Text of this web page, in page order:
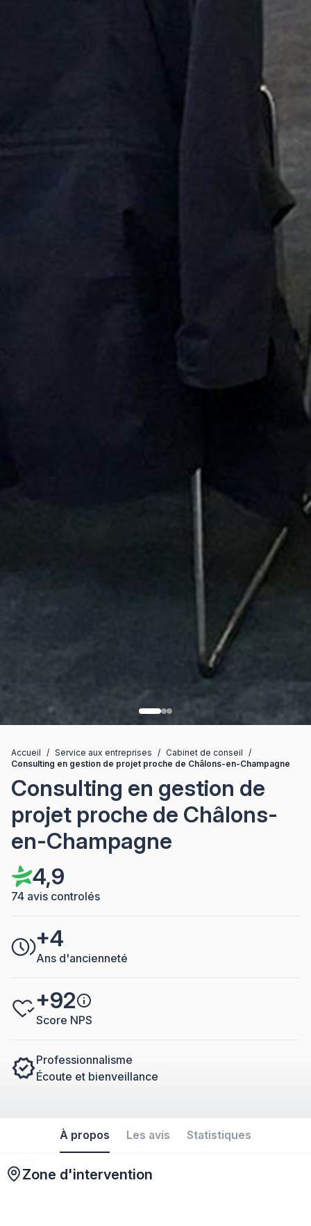
Accueil / Service aux entreprises / Cabinet de conseil
/
Consulting en gestion de projet proche de Châlons-en-Champagne
Consulting en gestion de
projet proche de Châlons-
en-Champagne
4,9
74 avis controlés
+4
Ans d'ancienneté
+92
Score NPS
Professionnalisme
Écoute et bienveillance
À propos Les avis Statistiques
Zone d'intervention